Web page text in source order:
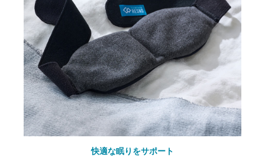
快適な眠りをサポート